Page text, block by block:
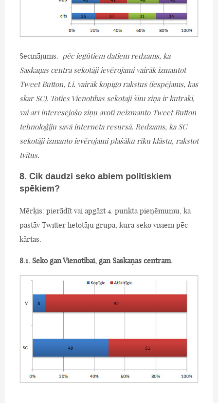
Secinājums: pēc iegūtiem datiem redzams, ka
Saskaņas centra sekotāji ievērojami vairāk izmantot
Tweet Button, t.i. vairāk kopīgo rakstus (iespējams, kas
skar SC). Toties Vienotības sekotāji šinī ziņā ir kūtrāki,
vai arī interesējošo ziņu avoti neizmanto Tweet Button
tehnoloģiju savā interneta resursā. Redzams, ka SC
sekotāji izmanto ievērojami plašāku rīku klāstu, rakstot
tvītus.
8. Cik daudzi seko abiem politiskiem
spēkiem?
Mērķis: pierādīt vai apgāzt 4. punkta pieņēmumu, ka
pastāv Twitter lietotāju grupa, kura seko visiem pēc
kārtas.
8.1. Seko gan Vienotībai, gan Saskaņas centram.